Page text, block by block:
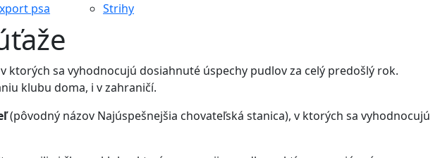
psa
Strihy
ktorých sa vyhodnocujú dosiahnuté úspechy pudlov za celý predošlý rok.
klubu doma, i v zahraničí.
(pôvodný názov Najúspešnejšia chovateľská stanica), v ktorých sa vyhodnocujú